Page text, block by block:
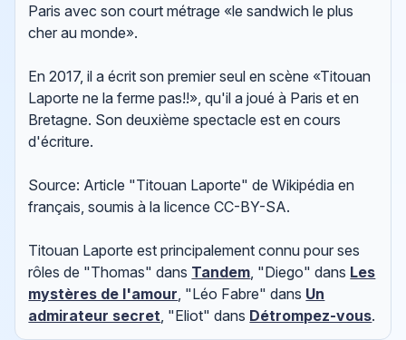
Paris avec son court métrage «le sandwich le plus
cher au monde».
En 2017, il a écrit son premier seul en scène «Titouan
Laporte ne la ferme pas!!», qu'il a joué à Paris et en
Bretagne. Son deuxième spectacle est en cours
d'écriture.
Source: Article "Titouan Laporte" de Wikipédia en
français, soumis à la licence CC-BY-SA.
Titouan Laporte est principalement connu pour ses
rôles de "Thomas" dans Tandem, "Diego" dans Les
mystères de l'amour, "Léo Fabre" dans Un
admirateur secret, "Eliot" dans Détrompez-vous.